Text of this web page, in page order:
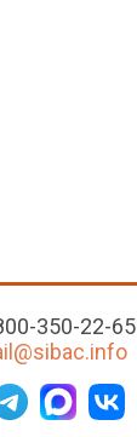
350-22-65